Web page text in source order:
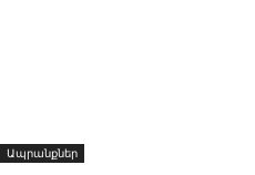
Ապրանքներ